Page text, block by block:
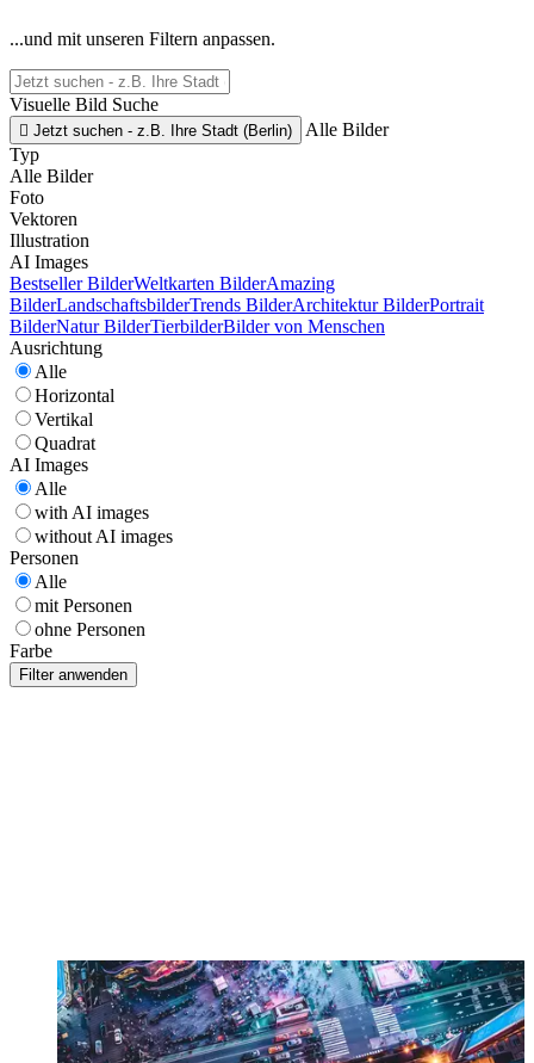
...und mit unseren Filtern anpassen.
Visuelle Bild Suche
 Jetzt suchen - z.B. Ihre Stadt (Berlin)
Alle Bilder
Typ
Alle Bilder
Foto
Vektoren
Illustration
AI Images
Bestseller BilderWeltkarten BilderAmazing
BilderLandschaftsbilderTrends BilderArchitektur BilderPortrait
BilderNatur BilderTierbilderBilder von Menschen
Ausrichtung
Alle
Horizontal
Vertikal
Quadrat
AI Images
Alle
with AI images
without AI images
Personen
Alle
mit Personen
ohne Personen
Farbe